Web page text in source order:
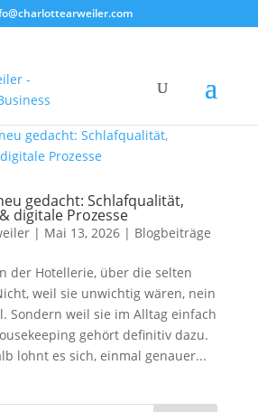
gedacht: Schlafqualität,
digitale Prozesse
| Mai 13, 2026| Blogbeiträge
der Hotellerie, über die selten
weil sie unwichtig wären, nein
Sondern weil sie im Alltag einfach
gehört definitiv dazu.
lohnt es sich, einmal genauer...